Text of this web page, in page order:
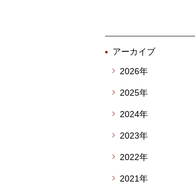
アーカイブ
2026年
2025年
2024年
2023年
2022年
2021年